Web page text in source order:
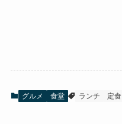
グルメ 食堂 ランチ 定食